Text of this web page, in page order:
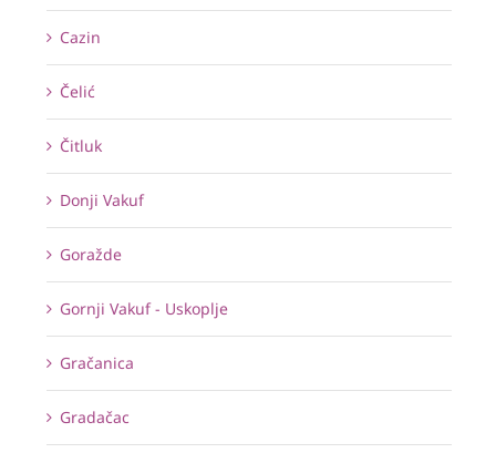
Cazin
Čelić
Čitluk
Donji Vakuf
Goražde
Gornji Vakuf - Uskoplje
Gračanica
Gradačac